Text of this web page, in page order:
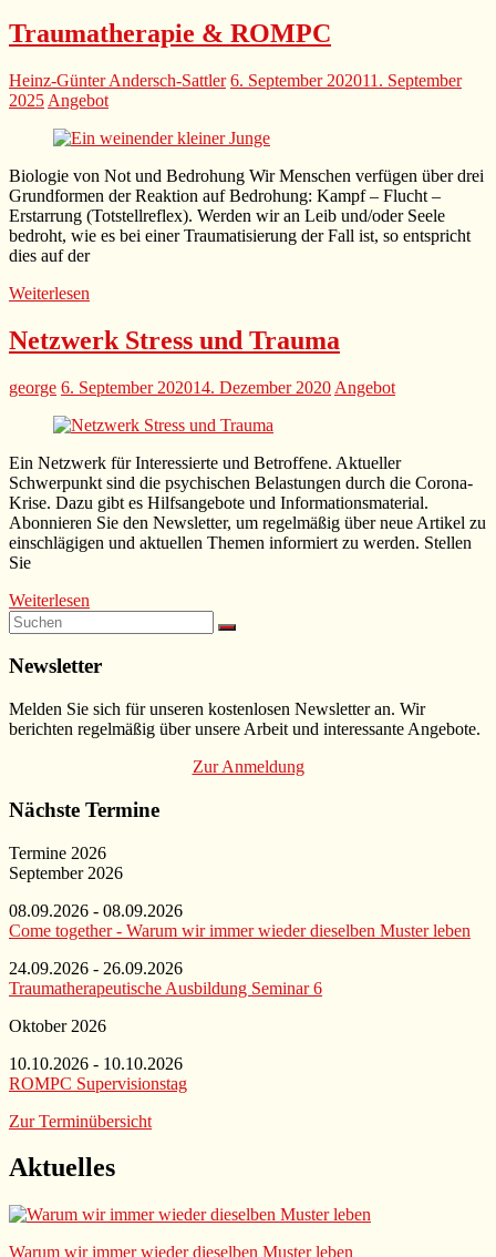
Traumatherapie & ROMPC
Heinz-Günter Andersch-Sattler 6. September 202011. September
2025 Angebot
Biologie von Not und Bedrohung Wir Menschen verfügen über drei
Grundformen der Reaktion auf Bedrohung: Kampf – Flucht –
Erstarrung (Totstellreflex). Werden wir an Leib und/oder Seele
bedroht, wie es bei einer Traumatisierung der Fall ist, so entspricht
dies auf der
Weiterlesen
Netzwerk Stress und Trauma
george 6. September 202014. Dezember 2020 Angebot
Ein Netzwerk für Interessierte und Betroffene. Aktueller
Schwerpunkt sind die psychischen Belastungen durch die Corona-
Krise. Dazu gibt es Hilfsangebote und Informationsmaterial.
Abonnieren Sie den Newsletter, um regelmäßig über neue Artikel zu
einschlägigen und aktuellen Themen informiert zu werden. Stellen
Sie
Weiterlesen
Newsletter
Melden Sie sich für unseren kostenlosen Newsletter an. Wir
berichten regelmäßig über unsere Arbeit und interessante Angebote.
Zur Anmeldung
Nächste Termine
Termine 2026
September 2026
08.09.2026 - 08.09.2026
Come together - Warum wir immer wieder dieselben Muster leben
24.09.2026 - 26.09.2026
Traumatherapeutische Ausbildung Seminar 6
Oktober 2026
10.10.2026 - 10.10.2026
ROMPC Supervisionstag
Zur Terminübersicht
Aktuelles
Warum wir immer wieder dieselben Muster leben